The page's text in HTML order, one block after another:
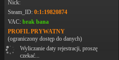
Nick:
Steam_ID: 0:1:19820874
VAC: brak bana
PROFIL PRYWATNY
(ograniczony dostęp do danych)
Wyliczanie daty rejestracji, proszę
czekać...